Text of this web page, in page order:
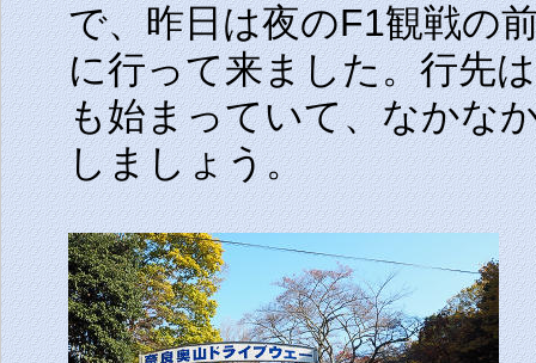
で、昨日は夜のF1観戦の
に行って来ました。行先
も始まっていて、なかな
しましょう。